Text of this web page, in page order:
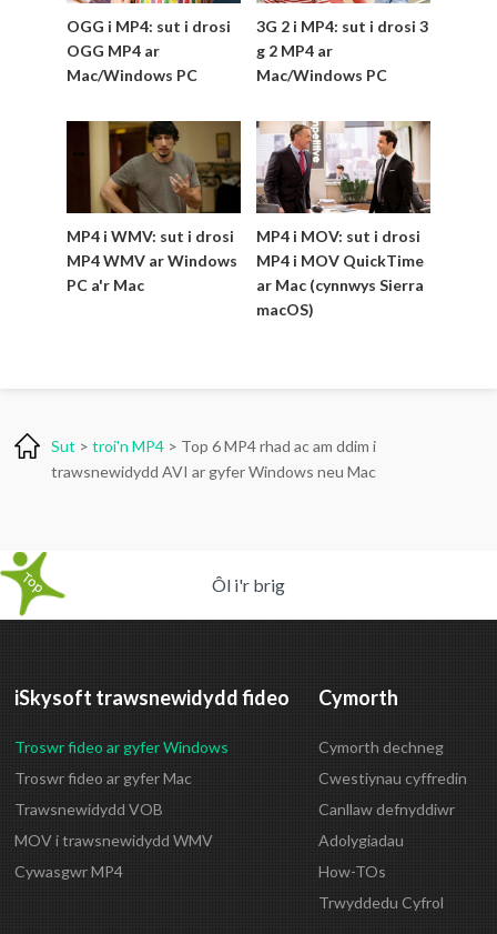
OGG i MP4: sut i drosi
OGG MP4 ar
Mac/Windows PC
3G 2 i MP4: sut i drosi 3
g 2 MP4 ar
Mac/Windows PC
MP4 i WMV: sut i drosi
MP4 WMV ar Windows
PC a'r Mac
MP4 i MOV: sut i drosi
MP4 i MOV QuickTime
ar Mac (cynnwys Sierra
macOS)
Sut >troi'n MP4 > Top 6 MP4 rhad ac am ddim i
trawsnewidydd AVI ar gyfer Windows neu Mac
Ôl i'r brig
iSkysoft trawsnewidydd fideo
Troswr fideo ar gyfer Windows
Troswr fideo ar gyfer Mac
Trawsnewidydd VOB
MOV i trawsnewidydd WMV
Cywasgwr MP4
Cymorth
Cymorth dechneg
Cwestiynau cyffredin
Canllaw defnyddiwr
Adolygiadau
How-TOs
Trwyddedu Cyfrol